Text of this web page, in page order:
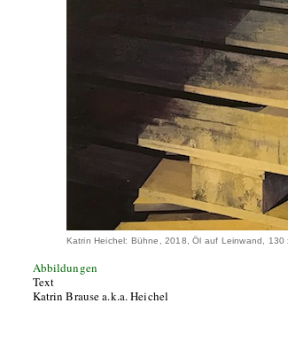
Katrin Heichel: Bühne, 2018, Öl auf Leinwand, 130
Abbildungen
Text
Katrin Brause a.k.a. Heichel